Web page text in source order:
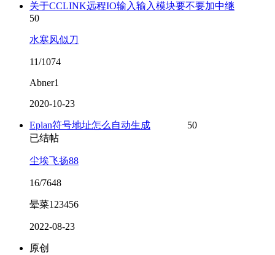
关于CCLINK远程IO输入输入模块要不要加中继
50
水寒风似刀
11/1074
Abner1
2020-10-23
Eplan符号地址怎么自动生成
50
已结帖
尘埃飞扬88
16/7648
晕菜123456
2022-08-23
原创